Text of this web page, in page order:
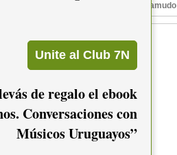
Fede Graña en El Tartamudo
de regalo el ebook
Conversaciones con
Músicos Uruguayos”